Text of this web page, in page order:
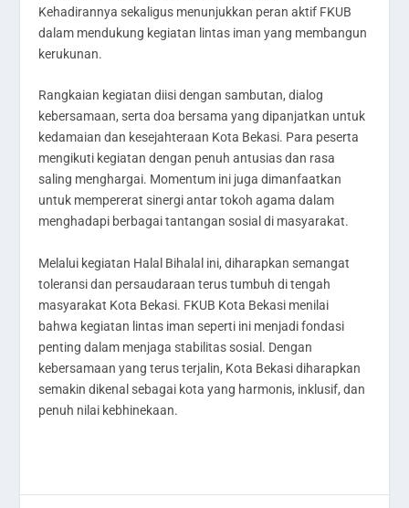
Kehadirannya sekaligus menunjukkan peran aktif FKUB
dalam mendukung kegiatan lintas iman yang membangun
kerukunan.
Rangkaian kegiatan diisi dengan sambutan, dialog
kebersamaan, serta doa bersama yang dipanjatkan untuk
kedamaian dan kesejahteraan Kota Bekasi. Para peserta
mengikuti kegiatan dengan penuh antusias dan rasa
saling menghargai. Momentum ini juga dimanfaatkan
untuk mempererat sinergi antar tokoh agama dalam
menghadapi berbagai tantangan sosial di masyarakat.
Melalui kegiatan Halal Bihalal ini, diharapkan semangat
toleransi dan persaudaraan terus tumbuh di tengah
masyarakat Kota Bekasi. FKUB Kota Bekasi menilai
bahwa kegiatan lintas iman seperti ini menjadi fondasi
penting dalam menjaga stabilitas sosial. Dengan
kebersamaan yang terus terjalin, Kota Bekasi diharapkan
semakin dikenal sebagai kota yang harmonis, inklusif, dan
penuh nilai kebhinekaan.